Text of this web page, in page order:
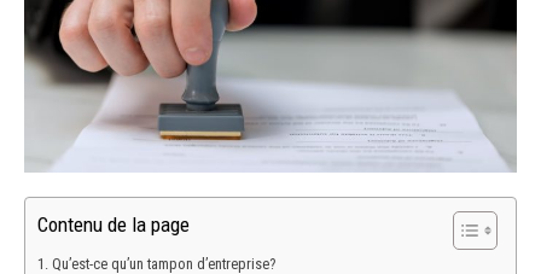
Contenu de la page
Qu’est-ce qu’un tampon d’entreprise?